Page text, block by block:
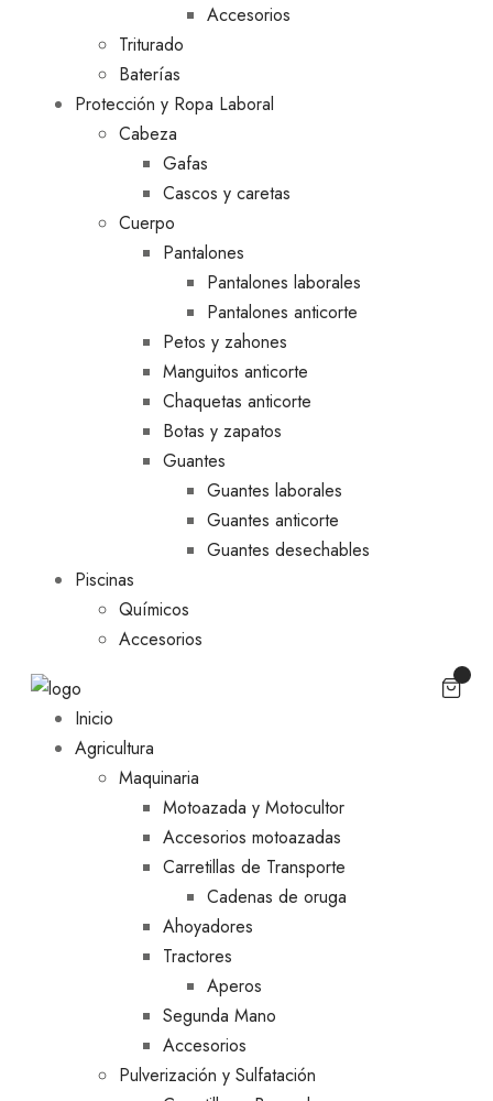
Accesorios
Triturado
Baterías
Protección y Ropa Laboral
Cabeza
Gafas
Cascos y caretas
Cuerpo
Pantalones
Pantalones laborales
Pantalones anticorte
Petos y zahones
Manguitos anticorte
Chaquetas anticorte
Botas y zapatos
Guantes
Guantes laborales
Guantes anticorte
Guantes desechables
Piscinas
Químicos
Accesorios
Inicio
Agricultura
Maquinaria
Motoazada y Motocultor
Accesorios motoazadas
Carretillas de Transporte
Cadenas de oruga
Ahoyadores
Tractores
Aperos
Segunda Mano
Accesorios
Pulverización y Sulfatación